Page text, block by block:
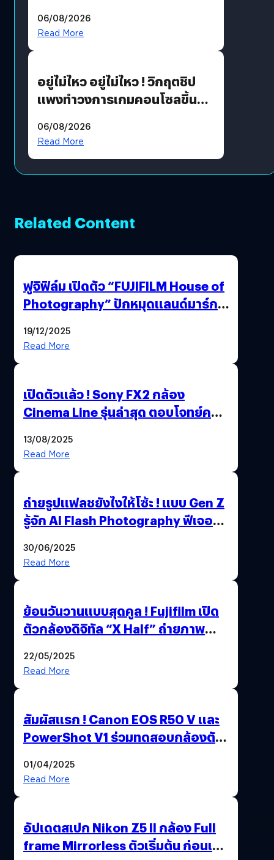
แนวทางปรับตัวสู่เศรษฐกิจสี
06/08/2026
Read More
อยู่ไม่ไหว อยู่ไม่ไหว ! วิกฤตชิป
แพงทำวงการเกมคอนโซลขึ้น
?
06/08/2026
Read More
Related Content
ฟูจิฟิล์ม เปิดตัว “FUJIFILM House of
Photography” ปักหมุดแลนด์มาร์ก
19/12/2025
Read More
เปิดตัวแล้ว ! Sony FX2 กล้อง
Cinema Line รุ่นล่าสุด ตอบโจทย์ครี
13/08/2025
Read More
ถ่ายรูปแฟลชยังไงให้โซ้ะ ! แบบ Gen Z
รู้จัก AI Flash Photography ฟีเจอร์
30/06/2025
Read More
ย้อนวันวานแบบสุดคูล ! Fujifilm เปิด
ตัวกล้องดิจิทัล “X Half” ถ่ายภาพ
22/05/2025
Read More
สัมผัสแรก ! Canon EOS R50 V และ
PowerShot V1 ร่วมทดสอบกล้องตัว
01/04/2025
Read More
อัปเดตสเปก Nikon Z5 II กล้อง Full
frame Mirrorless ตัวเริ่มต้น ก่อนเปิด